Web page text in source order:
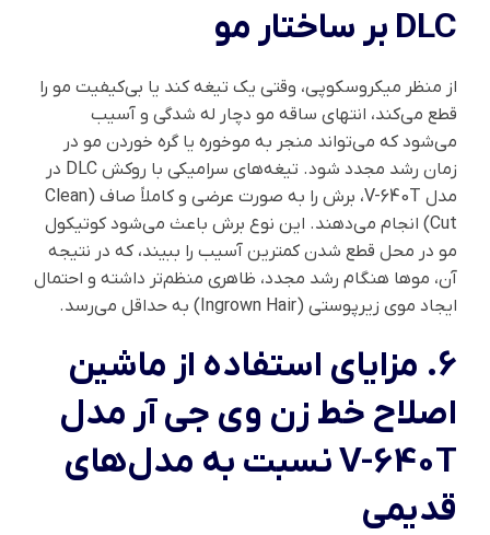
DLC بر ساختار مو
از منظر میکروسکوپی، وقتی یک تیغه کند یا بی‌کیفیت مو را
قطع می‌کند، انتهای ساقه مو دچار له شدگی و آسیب
می‌شود که می‌تواند منجر به موخوره یا گره خوردن مو در
زمان رشد مجدد شود. تیغه‌های سرامیکی با روکش DLC در
مدل V-640T، برش را به صورت عرضی و کاملاً صاف (Clean
Cut) انجام می‌دهند. این نوع برش باعث می‌شود کوتیکول
مو در محل قطع شدن کمترین آسیب را ببیند، که در نتیجه
آن، موها هنگام رشد مجدد، ظاهری منظم‌تر داشته و احتمال
ایجاد موی زیرپوستی (Ingrown Hair) به حداقل می‌رسد.
۶. مزایای استفاده از
ماشین
اصلاح خط زن وی جی آر مدل
V-640Tنسبت به مدل‌های
قدیمی